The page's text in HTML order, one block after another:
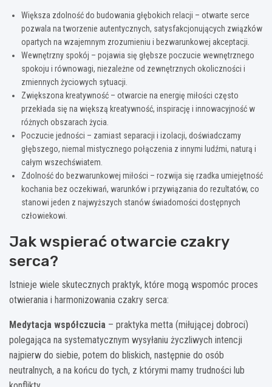
Większa zdolność do budowania głębokich relacji – otwarte serce
pozwala na tworzenie autentycznych, satysfakcjonujących związków
opartych na wzajemnym zrozumieniu i bezwarunkowej akceptacji.
Wewnętrzny spokój – pojawia się głębsze poczucie wewnętrznego
spokoju i równowagi, niezależne od zewnętrznych okoliczności i
zmiennych życiowych sytuacji.
Zwiększona kreatywność – otwarcie na energię miłości często
przekłada się na większą kreatywność, inspirację i innowacyjność w
różnych obszarach życia.
Poczucie jedności – zamiast separacji i izolacji, doświadczamy
głębszego, niemal mistycznego połączenia z innymi ludźmi, naturą i
całym wszechświatem.
Zdolność do bezwarunkowej miłości – rozwija się rzadka umiejętność
kochania bez oczekiwań, warunków i przywiązania do rezultatów, co
stanowi jeden z najwyższych stanów świadomości dostępnych
człowiekowi.
Jak wspierać otwarcie czakry
serca?
Istnieje wiele skutecznych praktyk, które mogą wspomóc proces
otwierania i harmonizowania czakry serca:
Medytacja współczucia – praktyka metta (miłującej dobroci)
polegająca na systematycznym wysyłaniu życzliwych intencji
najpierw do siebie, potem do bliskich, następnie do osób
neutralnych, a na końcu do tych, z którymi mamy trudności lub